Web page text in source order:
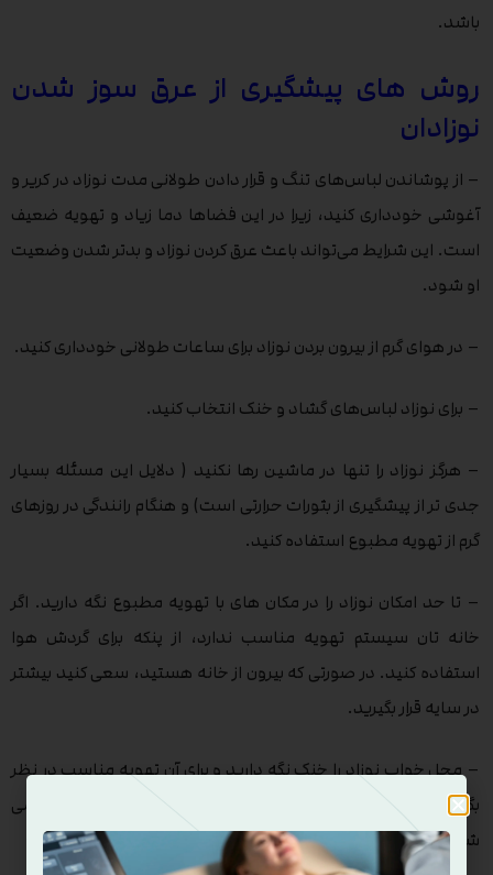
باشد.
روش های پیشگیری از عرق سوز شدن
نوزادان
– از پوشاندن لباس‌های تنگ و قرار دادن طولانی مدت نوزاد در کریر و
آغوشی خودداری کنید، زیرا در این فضاها دما زیاد و تهویه ضعیف
است. این شرایط می‌تواند باعث عرق کردن نوزاد و بدتر شدن وضعیت
او شود.
– در هوای گرم از بیرون بردن نوزاد برای ساعات طولانی خودداری کنید.
– برای نوزاد لباس‌های گشاد و خنک انتخاب کنید.
– هرگز نوزاد را تنها در ماشین رها نکنید ( دلایل این مسئله بسیار
جدی تر از پیشگیری از بثورات حرارتی است) و هنگام رانندگی در روزهای
گرم از تهویه مطبوع استفاده کنید.
– تا حد امکان نوزاد را در مکان های با تهویه مطبوع نگه دارید. اگر
خانه تان سیستم تهویه مناسب ندارد، از پنکه برای گردش هوا
استفاده کنید. در صورتی که بیرون از خانه هستید، سعی کنید بیشتر
در سایه قرار بگیرید.
– محل خواب نوزاد را خنک نگه دارید و برای آن تهویه مناسب در نظر
بگیرید، این امر باعث کاهش هوا و همچنین کاهش خطر SIDS می
شود.